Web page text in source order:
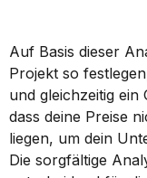
Auf Basis dieser
Projekt so
und gleichzeitig ein
dass deine Preise
liegen, um dein
Die sorgfältige